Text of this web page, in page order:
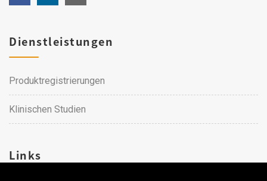
Dienstleistungen
Produktregistrierungen
Klinischen Studien
Links